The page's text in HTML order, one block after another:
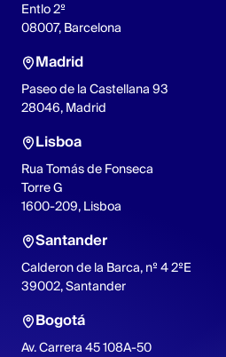
Entlo 2º
08007, Barcelona
Madrid
Paseo de la Castellana 93
28046, Madrid
Lisboa
Rua Tomás de Fonseca
Torre G
1600-209, Lisboa
Santander
Calderon de la Barca, nº 4 2ºE
39002, Santander
Bogotá
Av. Carrera 45 108A-50